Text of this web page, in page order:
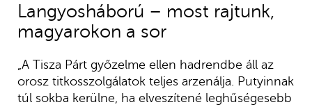
Langyosháború – most rajtunk,
magyarokon a sor
„A Tisza Párt győzelme ellen hadrendbe áll az
orosz titkosszolgálatok teljes arzenálja. Putyinnak
túl sokba kerülne, ha elveszítené leghűségesebb